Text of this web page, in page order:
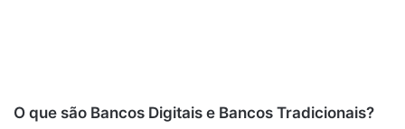
O que são Bancos Digitais e Bancos Tradicionais?